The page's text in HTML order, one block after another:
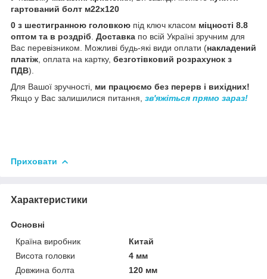
гартований болт м22х120
0 з шестигранною головкою під ключ класом міцності 8.8
оптом та в роздріб. Доставка по всій Україні зручним для
Вас перевізником. Можливі будь-які види оплати (накладений
платіж, оплата на картку, безготівковий розрахунок з
ПДВ).
Для Вашої зручності, ми працюємо без перерв і вихідних!
Якщо у Вас залишилися питання, зв'яжіться прямо зараз!
Приховати
Характеристики
Основні
Країна виробник
Китай
Висота головки
4 мм
Довжина болта
120 мм